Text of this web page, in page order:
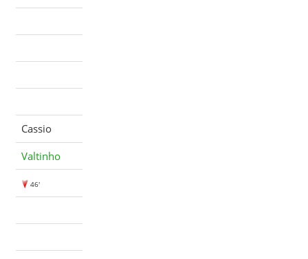
Cassio
Valtinho
46'